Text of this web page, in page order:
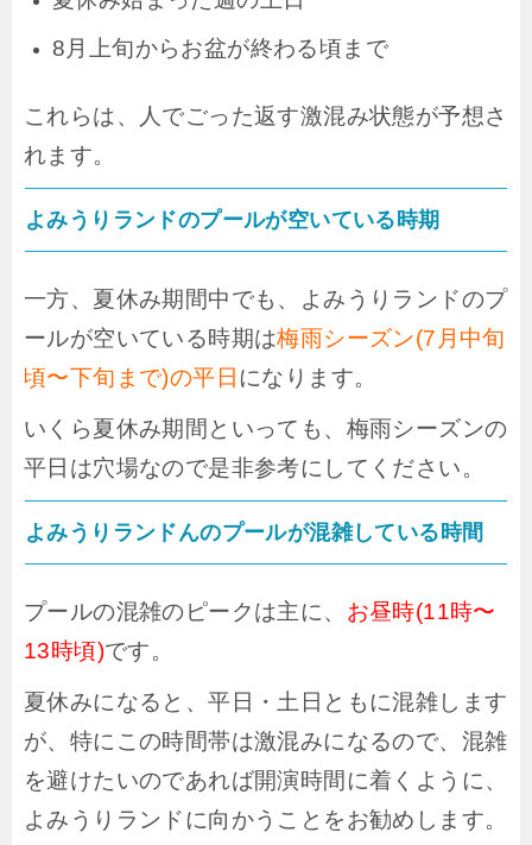
8月上旬からお盆が終わる頃まで
これらは、人でごった返す激混み状態が予想さ
れます。
よみうりランドのプールが空いている時期
一方、夏休み期間中でも、よみうりランドのプ
ールが空いている時期は梅雨シーズン(7月中旬
頃〜下旬まで)の平日 になります。
いくら夏休み期間といっても、梅雨シーズンの
平日は穴場なので是非参考にしてください。
よみうりランドんのプールが混雑している時間
プールの混雑のピークは主に、 お昼時(11時〜
13時頃)です。
夏休みになると、平日・土日ともに混雑します
が、特にこの時間帯は激混みになるので、混雑
を避けたいのであれば開演時間に着くように、
よみうりランドに向かうことをお勧めします。